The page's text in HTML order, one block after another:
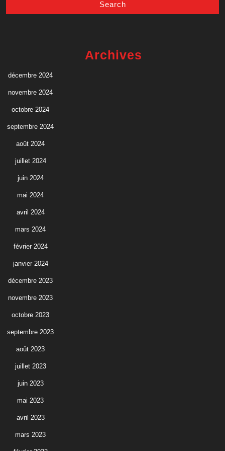
Archives
décembre 2024
novembre 2024
octobre 2024
septembre 2024
août 2024
juillet 2024
juin 2024
mai 2024
avril 2024
mars 2024
février 2024
janvier 2024
décembre 2023
novembre 2023
octobre 2023
septembre 2023
août 2023
juillet 2023
juin 2023
mai 2023
avril 2023
mars 2023